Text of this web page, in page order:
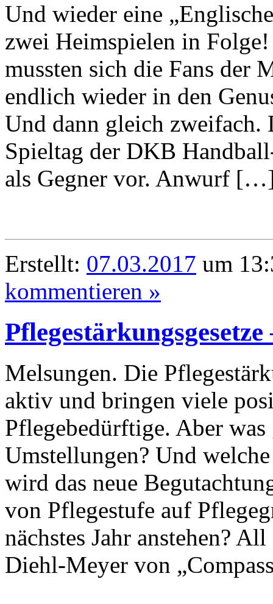
Und wieder eine
zwei Heimspielen in
mussten sich die Fans der
endlich wieder in den
Und dann gleich zweifach.
Spieltag der DKB
als Gegner vor. Anwurf
Erstellt: 07.03.2017 um
kommentieren »
Melsungen. Die
aktiv und bringen viele
Pflegebedürftige. Aber was
Umstellungen? Und
wird das neue
von Pflegestufe auf
nächstes Jahr anstehen?
Diehl-Meyer von